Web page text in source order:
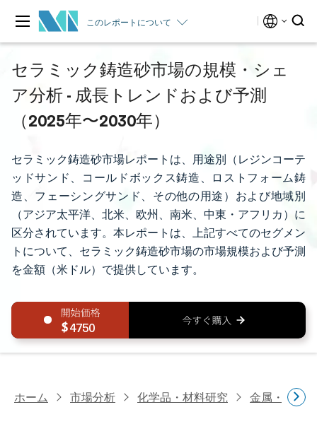
このレポートについて
セラミック鋳造砂市場の規模・シェ
ア分析 - 成長トレンドおよび予測
（2025年〜2030年）
セラミック鋳造砂市場レポートは、用途別（レジンコーテ
ッドサンド、コールドボックス鋳造、ロストフォーム鋳
造、フェーシングサンド、その他の用途）および地域別
（アジア太平洋、北米、欧州、南米、中東・アフリカ）に
区分されています。本レポートは、上記すべてのセグメン
トについて、セラミック鋳造砂市場の市場規模および予測
を金額（米ドル）で提供しています。
4750
ホーム 市場分析 化学品・材料研究 金属・鉱物